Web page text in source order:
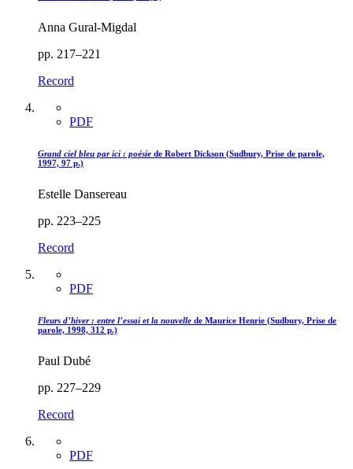
Anna Gural-Migdal
pp. 217–221
Record
PDF
Grand ciel bleu par ici : poésie de Robert Dickson (Sudbury, Prise de parole,
1997, 97 p.)
Estelle Dansereau
pp. 223–225
Record
PDF
Fleurs d’hiver : entre l’essai et la nouvelle de Maurice Henrie (Sudbury, Prise de
parole, 1998, 312 p.)
Paul Dubé
pp. 227–229
Record
PDF